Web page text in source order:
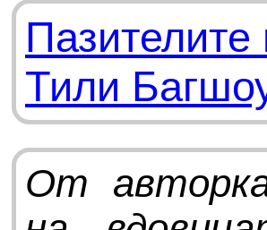
Пазителите
Тили
От